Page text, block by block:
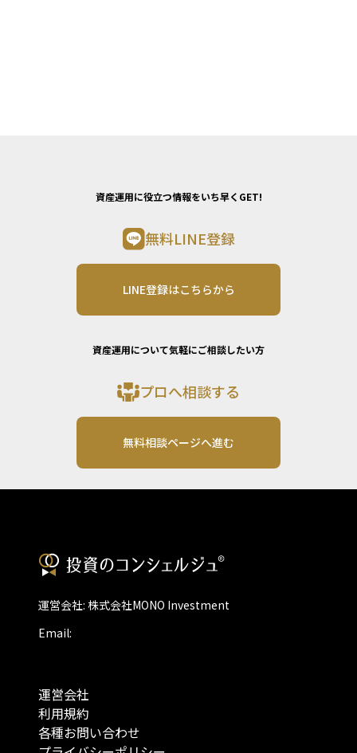
資産運用に役立つ情報をいち早くGET!
無料LINE登録
LINE登録はこちらから
資産運用について気軽にご相談したい方
プロへ相談する
無料相談ページへ進む
運営会社: 株式会社MONO Investment
Email:
運営会社
利用規約
各種お問い合わせ